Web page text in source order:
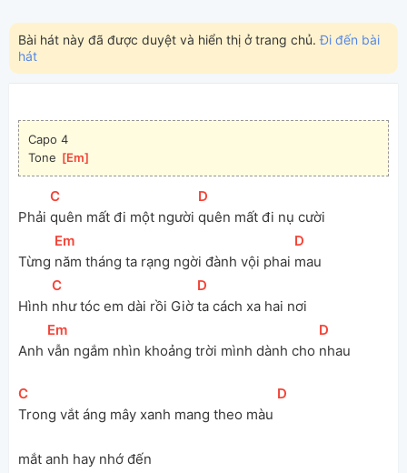
Bài hát này đã được duyệt và hiển thị ở trang chủ.Đi đến bài
hát
Capo 4
Tone [Em
Phải
[
C
quên mất đi một người
[D
quên mất đi nụ cười
Từng
[Em
năm tháng ta rạng ngời đành vội phai
[D
mau
Hình
[
C
như tóc em dài rồi Giờ
[D
ta cách xa hai nơi
Anh
[Em
vẫn ngắm nhìn khoảng trời mình dành cho
[D
nhau
[
C
Trong vắt áng mây xanh mang theo màu
[D
mắt anh hay nhớ đến